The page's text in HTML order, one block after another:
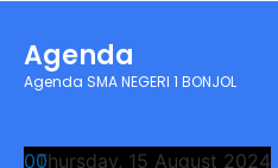
Agenda
Agenda SMA NEGERI 1 BONJOL
Thursday, 15 August 2024
00